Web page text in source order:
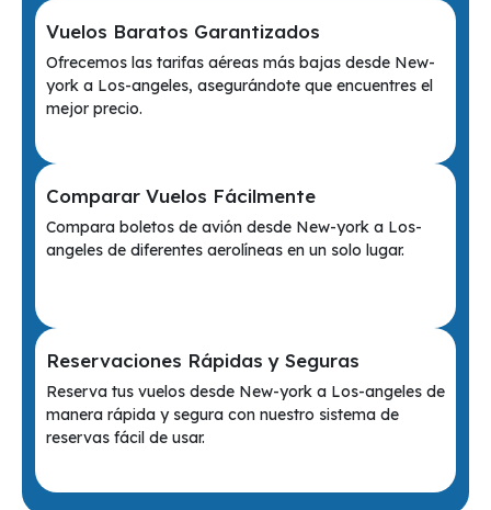
Vuelos Baratos Garantizados
Ofrecemos las tarifas aéreas más bajas desde New-
york a Los-angeles, asegurándote que encuentres el
mejor precio.
Comparar Vuelos Fácilmente
Compara boletos de avión desde New-york a Los-
angeles de diferentes aerolíneas en un solo lugar.
Reservaciones Rápidas y Seguras
Reserva tus vuelos desde New-york a Los-angeles de
manera rápida y segura con nuestro sistema de
reservas fácil de usar.